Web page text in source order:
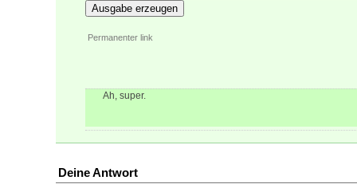
Ausgabe erzeugen
Permanenter link
Ah, super.
Deine Antwort